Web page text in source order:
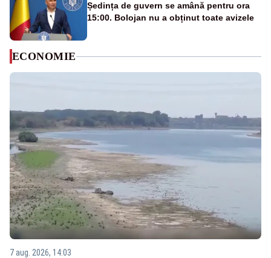
Ședința de guvern se amână pentru ora
15:00. Bolojan nu a obținut toate avizele
ECONOMIE
7 aug. 2026, 14:03